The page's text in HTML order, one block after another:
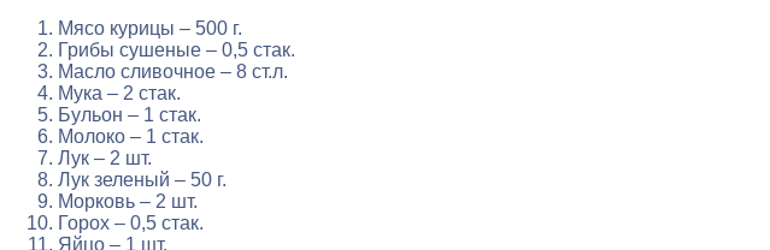
Мясо курицы – 500 г.
Грибы сушеные – 0,5 стак.
Масло сливочное – 8 ст.л.
Мука – 2 стак.
Бульон – 1 стак.
Молоко – 1 стак.
Лук – 2 шт.
Лук зеленый – 50 г.
Морковь – 2 шт.
Горох – 0,5 стак.
Яйцо – 1 шт.